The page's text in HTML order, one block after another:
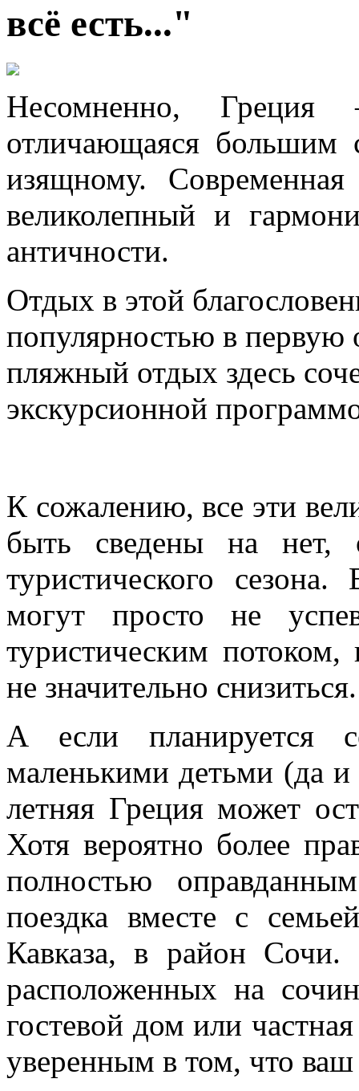
всё есть..."
Несомненно, Греция
отличающаяся большим
изящному. Современная
великолепный и
античности.
Отдых в этой
популярностью в первую
пляжный отдых здесь
экскурсионной
К сожалению, все эти
быть сведены на нет,
туристического
могут просто не
туристическим потоком,
не значительно снизиться.
А если планируется
маленькими детьми (да
летняя Греция может
Хотя вероятно более
полностью
поездка вместе с
Кавказа, в район
расположенных на
гостевой дом или
уверенным в том, что ваш